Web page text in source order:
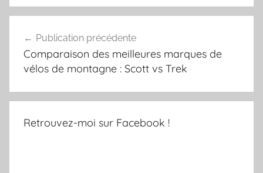
de
l’article
Publication précédente
Comparaison des meilleures marques de
vélos de montagne : Scott vs Trek
Retrouvez-moi sur Facebook !